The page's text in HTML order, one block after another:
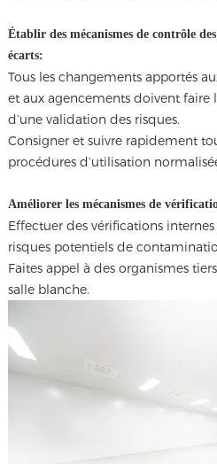
Établir des mécanismes de contrôle
écarts:
Tous les changements apportés
et aux agencements doivent faire
d’une validation des risques.
Consigner et suivre rapidement
procédures d’utilisation
Améliorer les mécanismes de
Effectuer des vérifications
risques potentiels de
Faites appel à des organismes
salle blanche.